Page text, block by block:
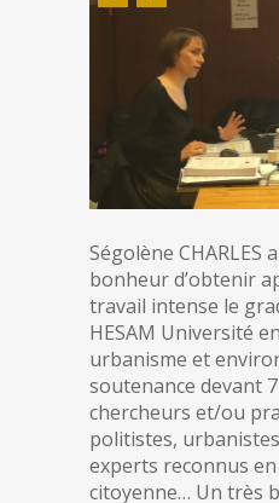
Ségolène CHARLES
bonheur d’obtenir
travail intense le
HESAM Université
urbanisme et
soutenance devant
chercheurs et/ou
politistes,
experts reconnus
citoyenne… Un très